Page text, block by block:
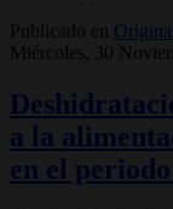
Publicado en
Miércoles, 30
a la
en el